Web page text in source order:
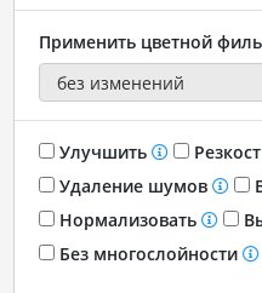
Применить цветной
Улучшить
Удаление шумов
Нормализовать
Без многослойности